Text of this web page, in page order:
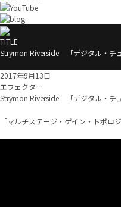
TITLE
Strymon Riverside 「デジタル・チュ
2017年9月13日
エフェクター
Strymon Riverside 「デジタル・チュ
「マルチステージ・ゲイン・トポ